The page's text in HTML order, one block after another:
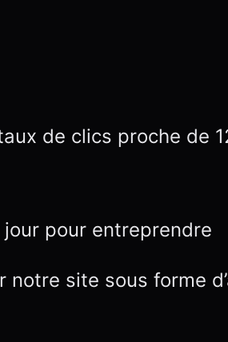
de clics proche de
pour entreprendre
site sous forme